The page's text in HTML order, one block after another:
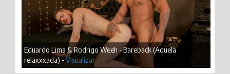
Eduardo Lima & Rodrigo Weeh - Bareback (Aquela
relaxxxada) -Visualizar